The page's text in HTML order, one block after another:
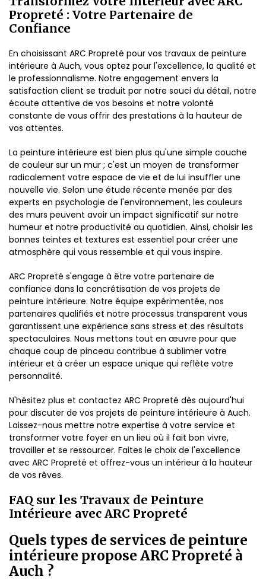
Propreté : Votre Partenaire de
Confiance
En choisissant ARC Propreté pour vos travaux de peinture
intérieure à Auch, vous optez pour l'excellence, la qualité et
le professionnalisme. Notre engagement envers la
satisfaction client se traduit par notre souci du détail, notre
écoute attentive de vos besoins et notre volonté
constante de vous offrir des prestations à la hauteur de
vos attentes.
La peinture intérieure est bien plus qu'une simple couche
de couleur sur un mur ; c'est un moyen de transformer
radicalement votre espace de vie et de lui insuffler une
nouvelle vie. Selon une étude récente menée par des
experts en psychologie de l'environnement, les couleurs
des murs peuvent avoir un impact significatif sur notre
humeur et notre productivité au quotidien. Ainsi, choisir les
bonnes teintes et textures est essentiel pour créer une
atmosphère qui vous ressemble et qui vous inspire.
ARC Propreté s'engage à être votre partenaire de
confiance dans la concrétisation de vos projets de
peinture intérieure. Notre équipe expérimentée, nos
partenaires qualifiés et notre processus transparent vous
garantissent une expérience sans stress et des résultats
spectaculaires. Nous mettons tout en œuvre pour que
chaque coup de pinceau contribue à sublimer votre
intérieur et à créer un espace unique qui reflète votre
personnalité.
N'hésitez plus et contactez ARC Propreté dès aujourd'hui
pour discuter de vos projets de peinture intérieure à Auch.
Laissez-nous mettre notre expertise à votre service et
transformer votre foyer en un lieu où il fait bon vivre,
travailler et se ressourcer. Faites le choix de l'excellence
avec ARC Propreté et offrez-vous un intérieur à la hauteur
de vos rêves.
FAQ sur les Travaux de Peinture
Intérieure avec ARC Propreté
Quels types de services de peinture
intérieure propose ARC Propreté à
Auch ?